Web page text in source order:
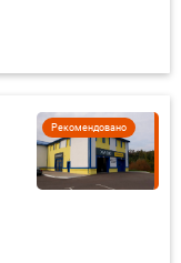
Рекомендовано